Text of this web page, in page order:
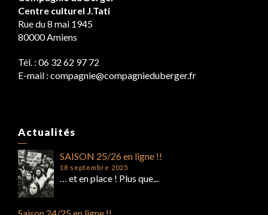
Centre culturel J.Tati
Rue du 8 mai 1945
80000 Amiens
Tél. : 06 32 62 97 72
E-mail : compagnie@compagnieduberger.fr
Actualités
SAISON 25/26 en ligne !!
18 septembre 2025
… et en place ! Plus que...